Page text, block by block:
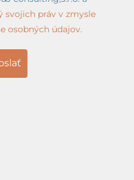
svojich práv v zmysle
osobných údajov.